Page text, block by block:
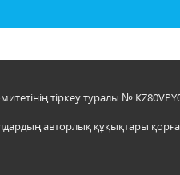
тіркеу туралы №
авторлық құқықтары